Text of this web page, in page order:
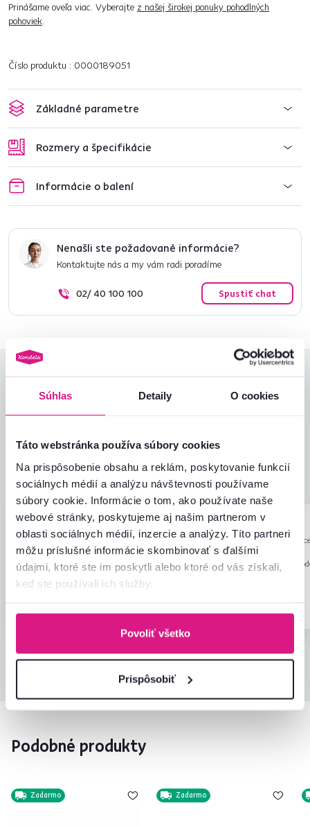
Súhlas Detaily O cookies
Táto webstránka používa súbory cookies
Na prispôsobenie obsahu a reklám, poskytovanie funkcií
sociálnych médií a analýzu návštevnosti používame
súbory cookie. Informácie o tom, ako používate naše
webové stránky, poskytujeme aj našim partnerom v
oblasti sociálnych médií, inzercie a analýzy. Títo partneri
môžu príslušné informácie skombinovať s ďalšími
údajmi, ktoré ste im poskytli alebo ktoré od vás získali,
keď ste používali ich služby.
Povoliť všetko
Prispôsobiť
Prinášame oveľa viac. Vyberajte z našej širokej ponuky pohodlných
pohoviek.
Číslo produktu : 0000189051
Základné parametre
Rozmery a špecifikácie
Informácie o balení
Nenašli ste požadované informácie?
Kontaktujte nás a my vám radi poradíme
02/ 40 100 100 Spustiť chat
Zodpovedá očakávaniam
Pomer hodnoty a ceny
J
Jakub P.
1.11.2023, Dubnica Nad
Váhom, Slovensko
hviezdičiek
A
29.9.2023,
Slovensko
Recenzia pre rovnaký
Všetky recenzie
Podobné produkty
Zadarmo Zadarmo